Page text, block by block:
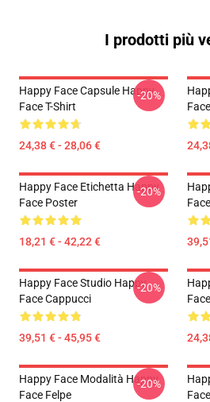
I prodotti più
Happy Face Capsule Happy
Face T-Shirt
24,38 € - 28,06 €
-20%
Happy Face Etichetta Happy
Face Poster
18,21 € - 42,22 €
-20%
Happy Face Studio Happy
Face Cappucci
39,51 € - 45,95 €
-20%
Happy Face Modalità Happy
Face Felpe
-20%